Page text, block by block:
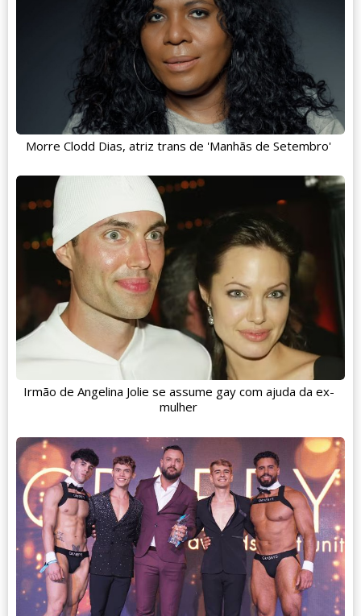
Morre Clodd Dias, atriz trans de 'Manhãs de Setembro'
Irmão de Angelina Jolie se assume gay com ajuda da ex-
mulher